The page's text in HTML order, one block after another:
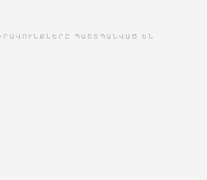
ՊԱՇՏՊԱՆՎԱԾ ԵՆ